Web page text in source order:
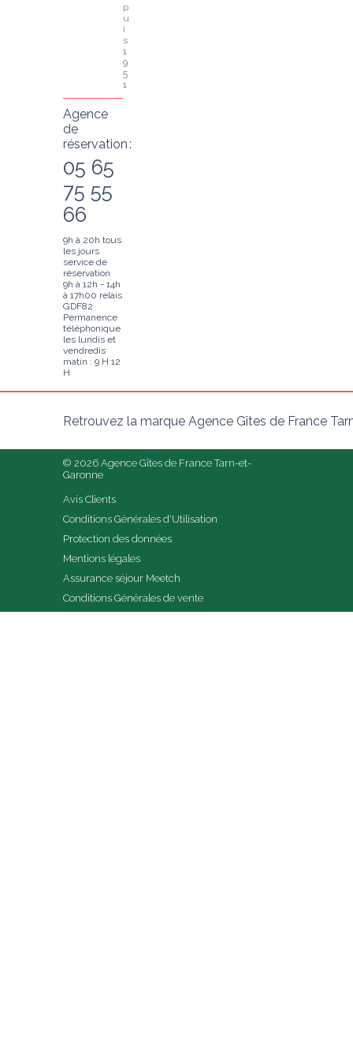
p
u
i
s
1
9
5
1
Agence
de
réservation :
05 65
75 55
66
9h à 20h tous
les jours
service de
réservation
9h à 12h - 14h
à 17h00 relais
GDF82
Permanence
téléphonique
les lundis et
vendredis
matin : 9 H 12
H
Retrouvez la marque Agence Gîtes de France
© 2026 Agence Gîtes de France Tarn-et-
Garonne
Avis Clients
Conditions Générales d'Utilisation
Protection des données
Mentions légales
Assurance séjour Meetch
Conditions Générales de vente